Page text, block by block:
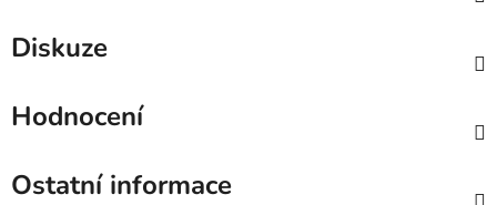
Diskuze
Hodnocení
Ostatní informace